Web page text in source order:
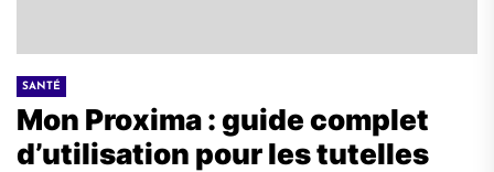
SANTÉ
Mon Proxima : guide complet
d’utilisation pour les tutelles